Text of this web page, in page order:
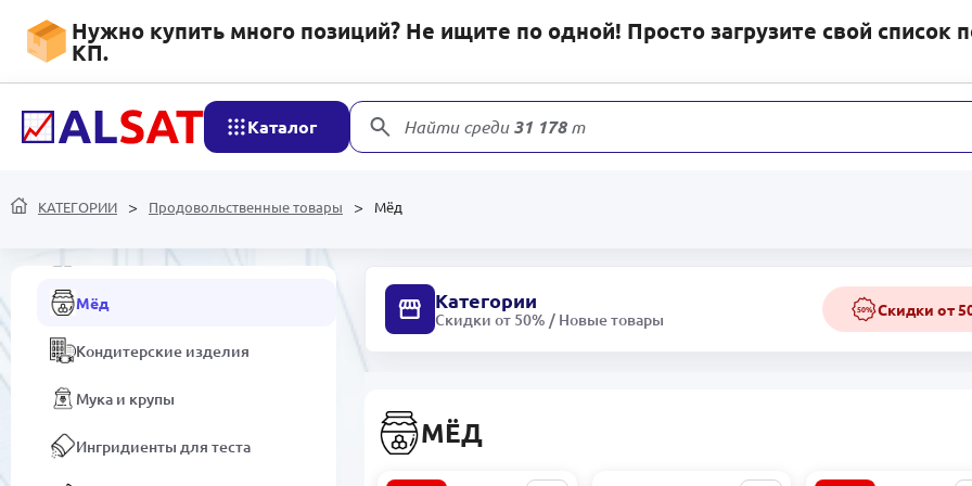
Нужно купить много позиций? Не ищите по одной! Просто загрузите свой список
КП.
Каталог Найти среди31 178товаров
КАТЕГОРИИ Продовольственные товары Мёд
Пищевая соль
Овощи и Фрукты
Кофе
Кетчуп,майонез,соусы
Мёд
Кондитерские изделия
Мука и крупы
Ингридиенты для теста
Категории
Скидки от 50% / Новые товары
50% Скидки от
МЁД